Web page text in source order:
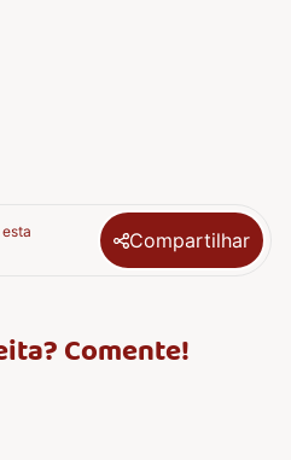
Compartilhar
Comente!